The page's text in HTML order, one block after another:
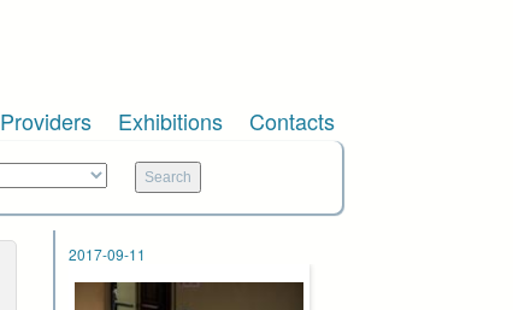
Providers Exhibitions Contacts
2017-09-11